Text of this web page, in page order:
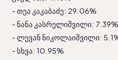
- თეა კაკაბაძე: 29.06%
- ნანა კასრელიშვილი: 7.39%
- ლევან ნიკოლაიშვილი:
- სხვა: 10.95%